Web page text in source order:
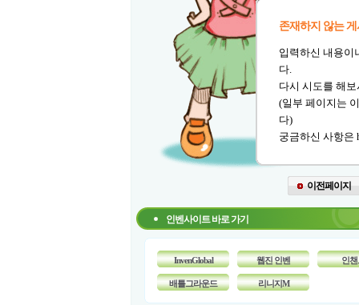
존재하지 않는
입력하신 내용이
다.
다시 시도를 해
(일부 페이지는
다)
궁금하신 사항은
인벤사이트 바로 가기
InvenGlobal 웹진 인벤 인챈
배틀그라운드 리니지M